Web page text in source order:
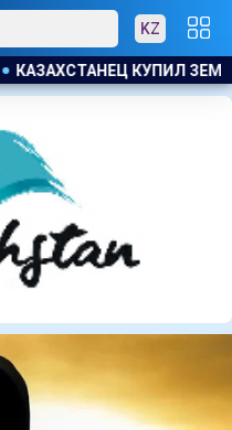
KZ
НА НЕМ БОЛЬШОЙ